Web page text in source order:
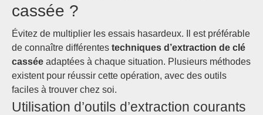
cassée ?
Évitez de multiplier les essais hasardeux. Il est préférable
de connaître différentes techniques d’extraction de clé
cassée adaptées à chaque situation. Plusieurs méthodes
existent pour réussir cette opération, avec des outils
faciles à trouver chez soi.
Utilisation d’outils d’extraction courants